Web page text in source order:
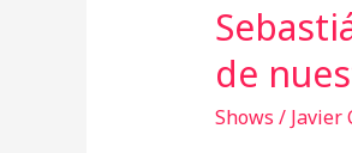
de
Shows / Javier